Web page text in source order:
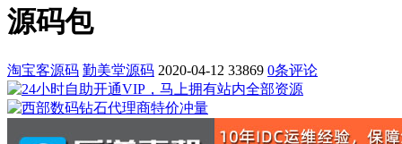
源码包
淘宝客源码 勤美堂源码 2020-04-12 33869 0条评论